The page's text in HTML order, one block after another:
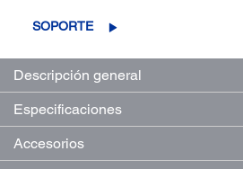
SOPORTE
Descripción general
Especificaciones
Accesorios